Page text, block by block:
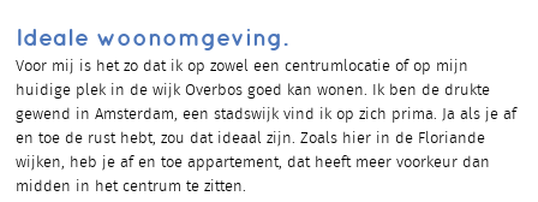
Ideale woonomgeving.
Voor mij is het zo dat ik op zowel een centrumlocatie of op mijn
huidige plek in de wijk Overbos goed kan wonen. Ik ben de drukte
gewend in Amsterdam, een stadswijk vind ik op zich prima. Ja als je af
en toe de rust hebt, zou dat ideaal zijn. Zoals hier in de Floriande
wijken, heb je af en toe appartement, dat heeft meer voorkeur dan
midden in het centrum te zitten.